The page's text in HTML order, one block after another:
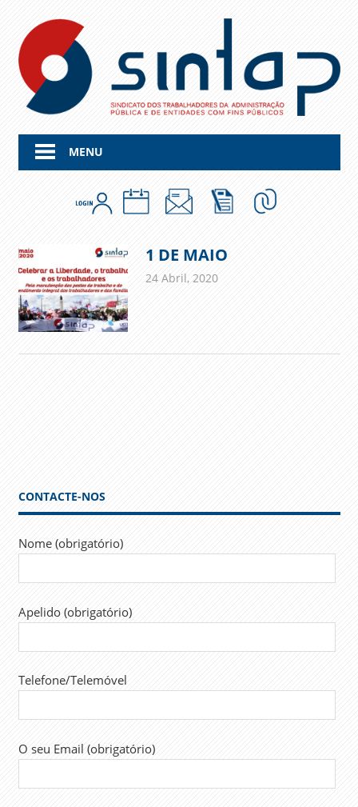
content
MENU
1 DE MAIO
24 Abril, 2020
CONTACTE-NOS
Nome (obrigatório)
Apelido (obrigatório)
Telefone/Telemóvel
O seu Email (obrigatório)